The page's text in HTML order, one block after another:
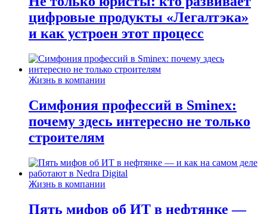
цифровые продукты «Легалтэка»
и как устроен этот процесс
Жизнь в компании
Симфония профессий в Sminex:
почему здесь интересно не только
строителям
Жизнь в компании
Пять мифов об ИТ в нефтянке —